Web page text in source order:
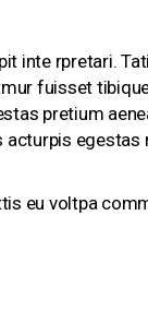
inte rpretari.
fuisset
pretium
eu voltpa